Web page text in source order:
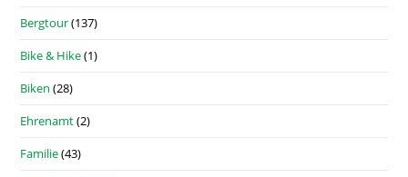
Bergtour(137)
Bike & Hike(1)
Biken (28)
Ehrenamt(2)
Familie(43)